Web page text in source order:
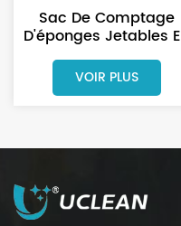
Sac De Comptage
D'éponges Jetables
Plastique PE Médical
Pour Hôpital
VOIR PLUS